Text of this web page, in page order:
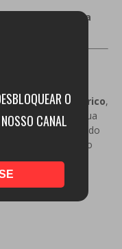
uma
experiência
e conteúdo rico,
obrigatória. Sua
fazem dele mais do
que fica com o
final.
O
CANAL